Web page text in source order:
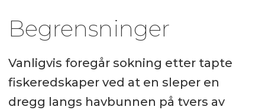
Begrensninger
Vanligvis foregår sokning etter tapte
fiskeredskaper ved at en sleper en
dregg langs havbunnen på tvers av